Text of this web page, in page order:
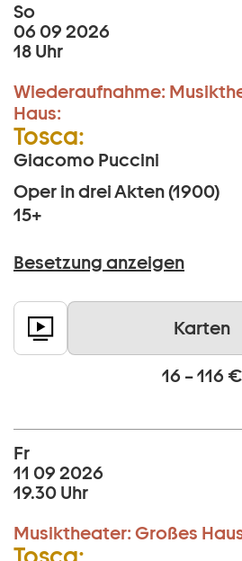
So
06 09 2026
18 Uhr
Wiederaufnahme:
Haus:
Tosca:
Giacomo Puccini
Oper in drei Akten (1900)
15+
Besetzung anzeigen
Karten
16 – 116 €
Fr
11 09 2026
19.30 Uhr
Musiktheater: Großes